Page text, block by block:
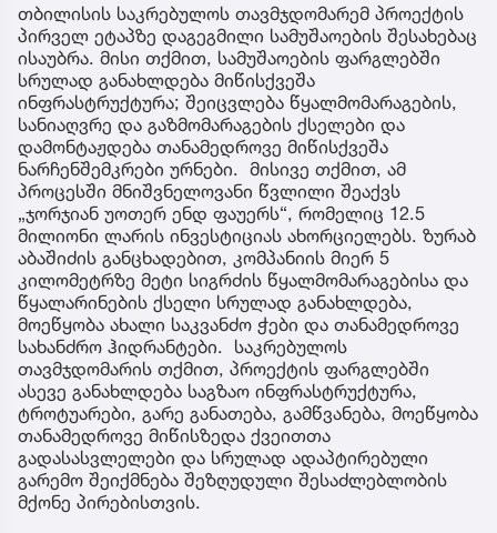
თბილისის საკრებულოს თავმჯდომარემ პროექტის
პირველ ეტაპზე დაგეგმილი სამუშაოების შესახებაც
ისაუბრა. მისი თქმით, სამუშაოების ფარგლებში
სრულად განახლდება მიწისქვეშა
ინფრასტრუქტურა; შეიცვლება წყალმომარაგების,
სანიაღვრე და გაზმომარაგების ქსელები და
დამონტაჟდება თანამედროვე მიწისქვეშა
ნარჩენშემკრები ურნები. მისივე თქმით, ამ
პროცესში მნიშვნელოვანი წვლილი შეაქვს
„ჯორჯიან უოთერ ენდ ფაუერს“, რომელიც 12.5
მილიონი ლარის ინვესტიციას ახორციელებს. ზურაბ
აბაშიძის განცხადებით, კომპანიის მიერ 5
კილომეტრზე მეტი სიგრძის წყალმომარაგებისა და
წყალარინების ქსელი სრულად განახლდება,
მოეწყობა ახალი საკვანძო ჭები და თანამედროვე
სახანძრო ჰიდრანტები. საკრებულოს
თავმჯდომარის თქმით, პროექტის ფარგლებში
ასევე განახლდება საგზაო ინფრასტრუქტურა,
ტროტუარები, გარე განათება, გამწვანება, მოეწყობა
თანამედროვე მიწისზედა ქვეითთა
გადასასვლელები და სრულად ადაპტირებული
გარემო შეიქმნება შეზღუდული შესაძლებლობის
მქონე პირებისთვის.